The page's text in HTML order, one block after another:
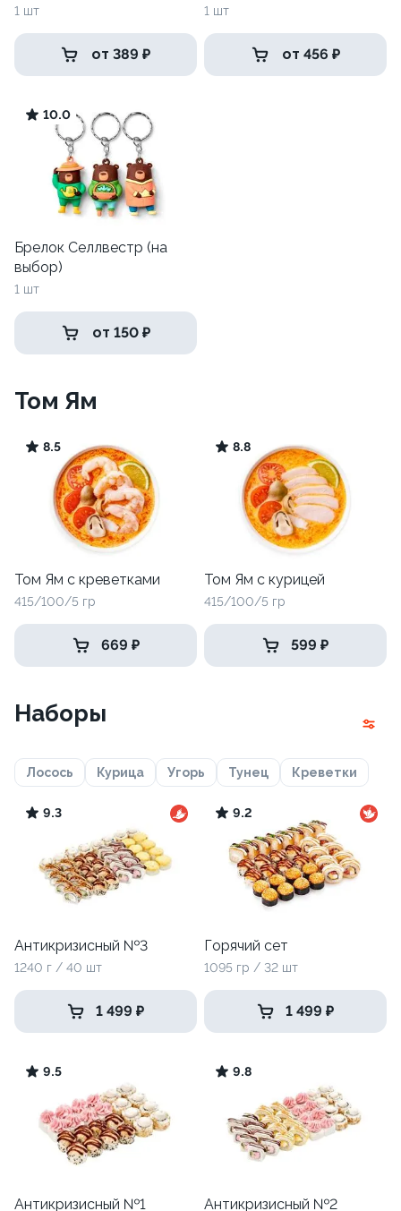
1 шт
от 389 ₽
1 шт
от 456 ₽
10.0
Брелок Селлвестр (на
выбор)
1 шт
от 150 ₽
Том Ям
8.5
Том Ям с креветками
415/100/5 гр
669 ₽
8.8
Том Ям с курицей
415/100/5 гр
599 ₽
Наборы
Лосось Курица Угорь Тунец Креветки
9.3
Антикризисный №3
1240 г / 40 шт
1 499 ₽
9.2
Горячий сет
1095 гр / 32 шт
1 499 ₽
9.5
Антикризисный №1
9.8
Антикризисный №2